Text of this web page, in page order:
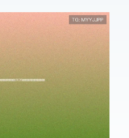
理2026年世界杯精彩进
间回顾，满足球迷收藏